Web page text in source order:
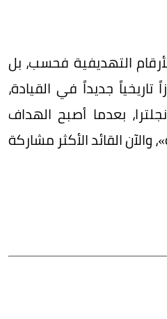
التهديفية فحسب، بل
جديداً في القيادة،
بعدما أصبح الهداف
والآن القائد الأكثر مشاركة